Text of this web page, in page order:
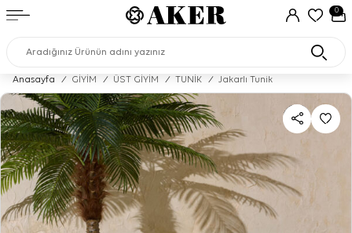
0
Anasayfa / GİYİM / ÜST GİYİM / TUNİK / Jakarlı Tunik